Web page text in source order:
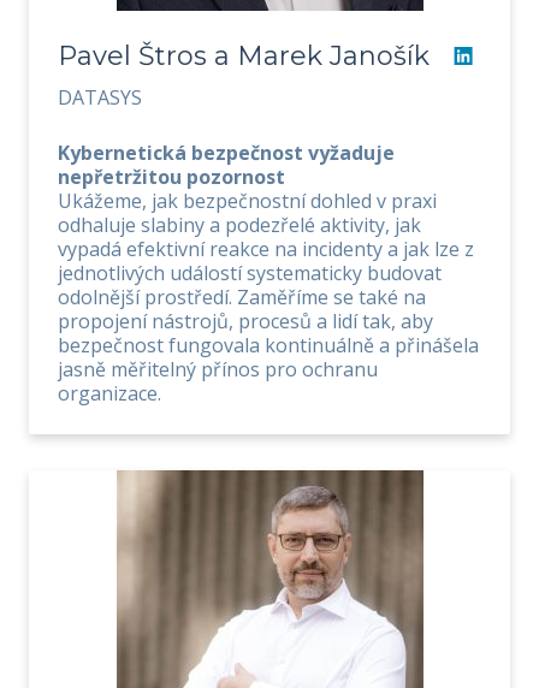
Pavel Štros a Marek Janošík
DATASYS
Kybernetická bezpečnost vyžaduje
nepřetržitou pozornost
Ukážeme, jak bezpečnostní dohled v praxi
odhaluje slabiny a podezřelé aktivity, jak
vypadá efektivní reakce na incidenty a jak lze z
jednotlivých událostí systematicky budovat
odolnější prostředí. Zaměříme se také na
propojení nástrojů, procesů a lidí tak, aby
bezpečnost fungovala kontinuálně a přinášela
jasně měřitelný přínos pro ochranu
organizace.